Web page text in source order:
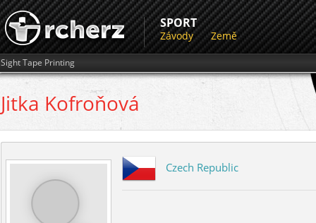
SPORT
Závody Země
Sight Tape Printing
Jitka Kofroňová
Czech Republic